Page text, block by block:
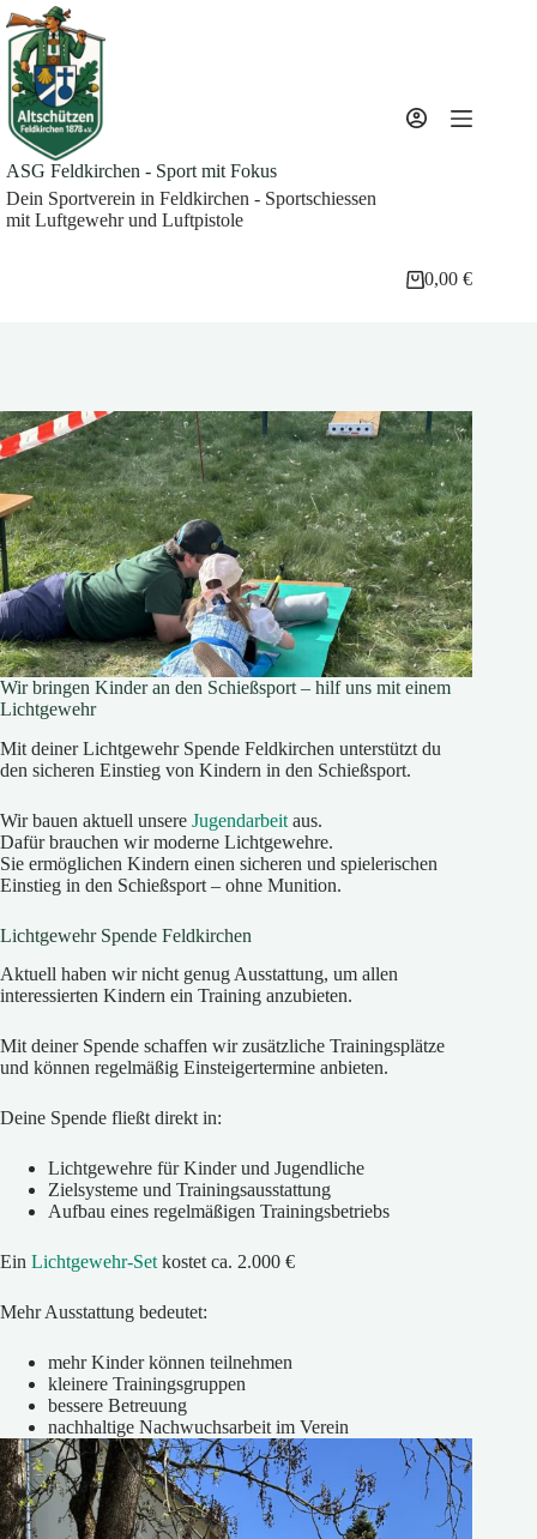
Zum
Inhalt
springen
ASG Feldkirchen - Sport mit Fokus
Dein Sportverein in Feldkirchen - Sportschiessen
mit Luftgewehr und Luftpistole
Warenkorb
0,00€
Wir bringen Kinder an den Schießsport – hilf uns mit einem
Lichtgewehr
Mit deiner Lichtgewehr Spende Feldkirchen unterstützt du
den sicheren Einstieg von Kindern in den Schießsport.
Wir bauen aktuell unsere Jugendarbeit aus.
Dafür brauchen wir moderne Lichtgewehre.
Sie ermöglichen Kindern einen sicheren und spielerischen
Einstieg in den Schießsport – ohne Munition.
Lichtgewehr Spende Feldkirchen
Aktuell haben wir nicht genug Ausstattung, um allen
interessierten Kindern ein Training anzubieten.
Mit deiner Spende schaffen wir zusätzliche Trainingsplätze
und können regelmäßig Einsteigertermine anbieten.
Deine Spende fließt direkt in:
Lichtgewehre für Kinder und Jugendliche
Zielsysteme und Trainingsausstattung
Aufbau eines regelmäßigen Trainingsbetriebs
Ein Lichtgewehr-Setkostet ca. 2.000 €
Mehr Ausstattung bedeutet:
mehr Kinder können teilnehmen
kleinere Trainingsgruppen
bessere Betreuung
nachhaltige Nachwuchsarbeit im Verein